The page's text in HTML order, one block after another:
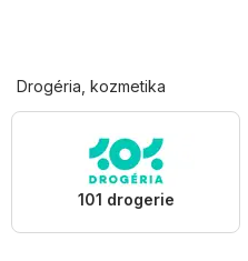
Drogéria, kozmetika
101 drogerie